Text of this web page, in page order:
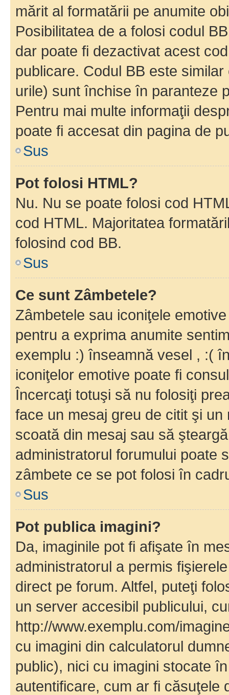
mărit al formatării pe anumite
Posibilitatea de a folosi codul
dar poate fi dezactivat acest
publicare. Codul BB este
urile) sunt închise în paranteze
Pentru mai multe informaţii
poate fi accesat din pagina de
Sus
Pot folosi HTML?
Nu. Nu se poate folosi cod
cod HTML. Majoritatea
folosind cod BB.
Sus
Ce sunt Zâmbetele?
Zâmbetele sau iconiţele
pentru a exprima anumite
exemplu :) înseamnă vesel , :(
iconiţelor emotive poate fi
Încercaţi totuşi să nu folosiţi
face un mesaj greu de citit şi
scoată din mesaj sau să
administratorul forumului poate
zâmbete ce se pot folosi în
Sus
Pot publica imagini?
Da, imaginile pot fi afişate în
administratorul a permis
direct pe forum. Altfel, puteţi
un server accesibil publicului,
http://www.exemplu.com/
cu imagini din calculatorul
public), nici cu imagini stocate
autentificare, cum ar fi căsuţele